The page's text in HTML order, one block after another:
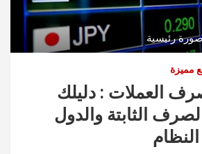
رئيسية
مميزة
العملات : دليلك
الثابتة والدول
النظام